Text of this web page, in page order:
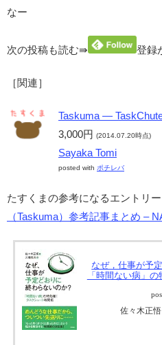
なー
次の投稿も読む⇛ 登録
［関連］
Taskuma —
3,000円 (2014.07.20時点)
Sayaka Tomi
posted with ポチレバ
たすくまの参考になるエントリ
（Taskuma）参考記事まとめ –
なぜ，仕事が予
「時間ない病」
佐々木正